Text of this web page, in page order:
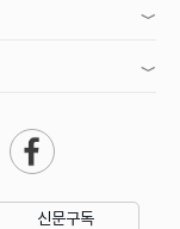
신문구독